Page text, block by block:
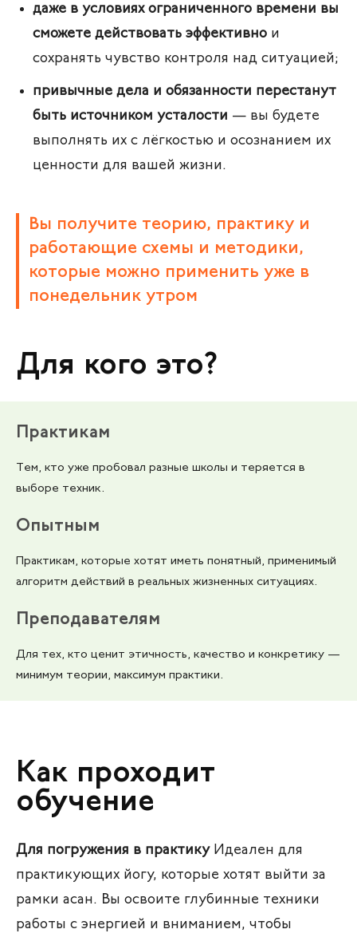
даже в условиях ограниченного времени вы
сможете действовать эффективно и
сохранять чувство контроля над ситуацией;
привычные дела и обязанности перестанут
быть источником усталости — вы будете
выполнять их с лёгкостью и осознанием их
ценности для вашей жизни.
Вы получите теорию, практику и
работающие схемы и методики,
которые можно применить уже в
понедельник утром
Для кого это?
Практикам
Тем, кто уже пробовал разные школы и теряется в
выборе техник.
Опытным
Практикам, которые хотят иметь понятный, применимый
алгоритм действий в реальных жизненных ситуациях.
Преподавателям
Для тех, кто ценит этичность, качество и конкретику —
минимум теории, максимум практики.
Как проходит
обучение
Для погружения в практикуИдеален для
практикующих йогу, которые хотят выйти за
рамки асан. Вы освоите глубинные техники
работы с энергией и вниманием, чтобы